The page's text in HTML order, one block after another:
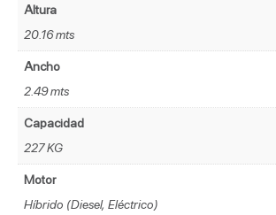
Altura
20.16 mts
Ancho
2.49 mts
Capacidad
227 KG
Motor
Híbrido (Diesel, Eléctrico)